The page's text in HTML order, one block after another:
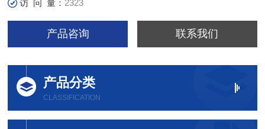
访 问 量： 2323
产品咨询 联系我们
产品分类
CLASSIFICATION